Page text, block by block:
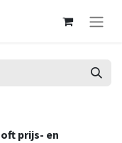
prijs- en